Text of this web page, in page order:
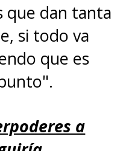
que dan tanta
si todo va
que es
a